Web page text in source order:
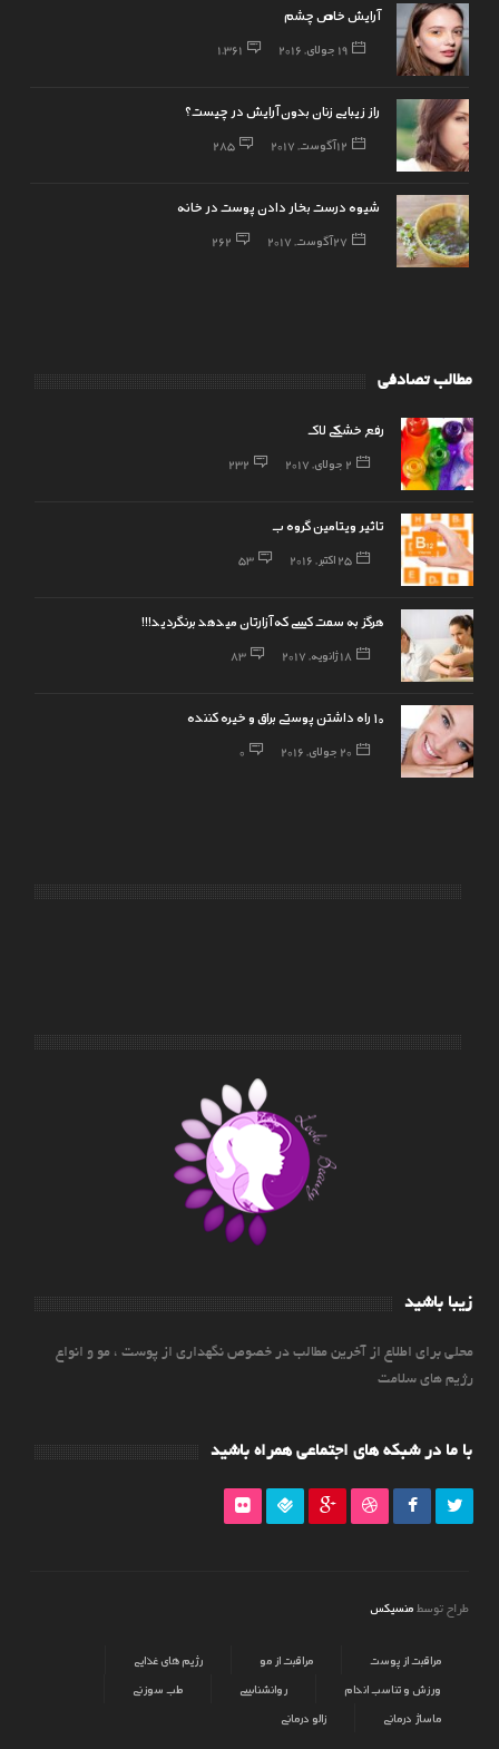
آرایش خاص چشم
19 جولای, 2016 1,361
راز زیبایی زنان بدون آرایش در چیست؟
12 آگوست, 2017 285
شیوه درست بخار دادن پوست در خانه
27 آگوست, 2017 262
مطالب تصادفی
رفع خشکی لاک
2 جولای, 2017 232
تاثیر ویتامین گروه ب
25 اکتبر, 2016 53
هرگز به سمت کسی که آزارتان میدهد برنگردید!!!
18 ژانویه, 2017 83
۱۰ راه داشتن پوستی براق و خیره کننده
20 جولای, 2016 0
زیبا باشید
محلی برای اطلاع از آخرین مطالب در خصوص نگهداری از پوست ، مو و انواع
رژیم های سلامت
با ما در شبکه های اجتماعی همراه باشید
طراح توسط منسیکس
مراقبت از پوست مراقبت از مو
رژیم های غذایی
ورزش و تناسب اندام
روانشناسی
طب سوزنی
ماساژ درمانی
زالو درمانی